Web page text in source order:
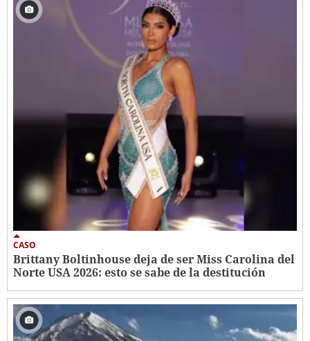
CASO
Brittany Boltinhouse deja de ser Miss Carolina del
Norte USA 2026: esto se sabe de la destitución